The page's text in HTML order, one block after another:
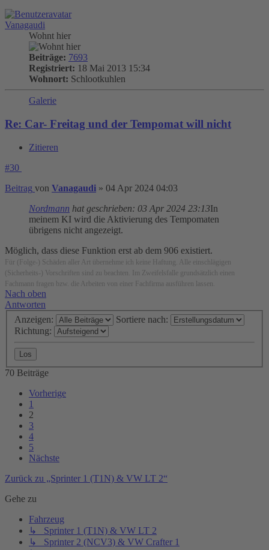
Vanagaudi
Wohnt hier
Beiträge: 7693
Registriert: 18 Mai 2013 15:34
Wohnort: Schlootkuhlen
Galerie
Re: Car- Freitag und der Tempomat will nicht
Zitieren
#30
Beitrag von Vanagaudi » 04 Apr 2024 04:03
Nordmann hat geschrieben: 03 Apr 2024 23:13In
meinem KI wird die Aktivierung des Tempomaten
übrigens nicht angezeigt.
Möglich, dass diese Funktion erst ab dem 906 existiert.
Für (Folge-) Schäden aller Art übernehme ich keine Haftung. Alle einschlägigen
(Sicherheits-) Vorschriften sind zu beachten. Im Zweifelsfalle grundsätzlich einen
Fachmann fragen bzw. die Arbeiten von einer Fachfirma ausführen lassen.
Nach oben
Antworten
Anzeigen:
Sortiere nach:
Richtung:
70 Beiträge
Vorherige
1
2
3
4
5
Nächste
Zurück zu „Sprinter 1 (T1N) & VW LT 2“
Gehe zu
Fahrzeug
↳ Sprinter 1 (T1N) & VW LT 2
↳ Sprinter 2 (NCV3) & VW Crafter 1